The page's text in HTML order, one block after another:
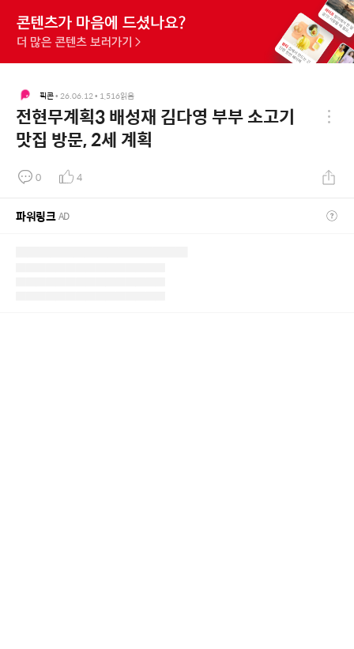
픽콘• 26.06.12 • 1,516읽음
전현무계획3 배성재 김다영 부부 소고기
맛집 방문, 2세 계획
0 4
파워링크AD